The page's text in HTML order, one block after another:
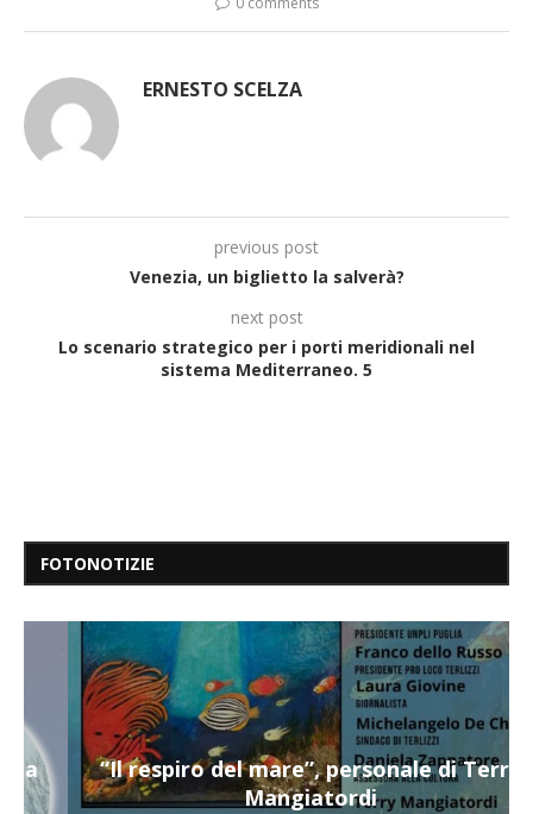
ERNESTO SCELZA
previous post
Venezia, un biglietto la salverà?
next post
Lo scenario strategico per i porti meridionali nel
sistema Mediterraneo. 5
FOTONOTIZIE
“Il respiro del mare”, personale di Terry
Mangiatordi